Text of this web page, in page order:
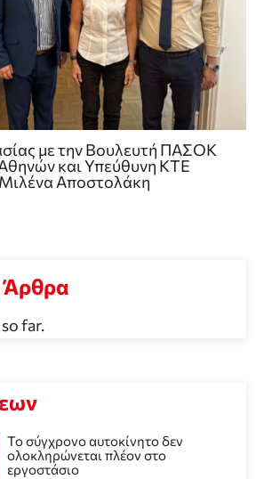
με την Βουλευτή ΠΑΣΟΚ
και Υπεύθυνη ΚΤΕ
Αποστολάκη
far.
Το σύγχρονο αυτοκίνητο δεν
ολοκληρώνεται πλέον στο
εργοστάσιο